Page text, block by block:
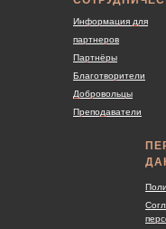
Информация для
партнеров
Партнёры
Благотворители
Добровольцы
Преподаватели